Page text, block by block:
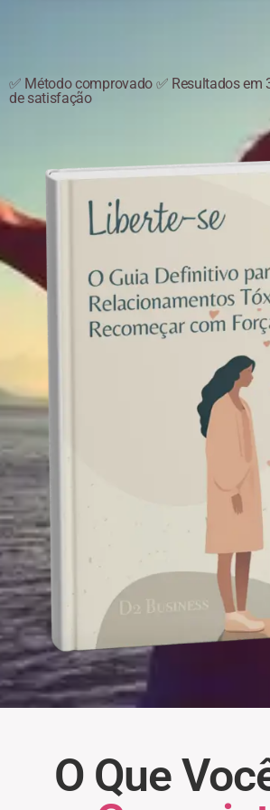
✅ Método comprovado ✅ Resultados em
de satisfação
O Que